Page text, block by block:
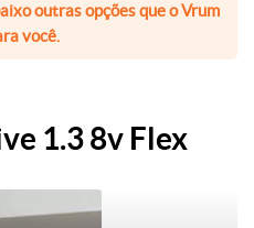
outras opções que o Vrum
você.
1.3 8v Flex